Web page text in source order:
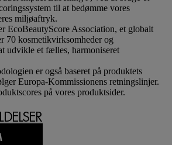
til at bedømme vores
miljøaftryk.
EcoBeautyScore Association, et globalt
70 kosmetikvirksomheder og
udvikle et fælles, harmoniseret
er også baseret på produktets
Europa-Kommissionens retningslinjer.
på vores produktsider.